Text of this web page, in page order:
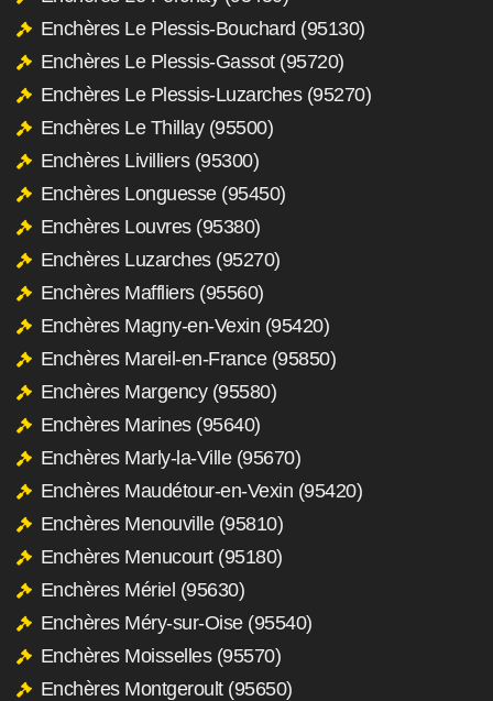
Enchères Le Plessis-Bouchard (95130)
Enchères Le Plessis-Gassot (95720)
Enchères Le Plessis-Luzarches (95270)
Enchères Le Thillay (95500)
Enchères Livilliers (95300)
Enchères Longuesse (95450)
Enchères Louvres (95380)
Enchères Luzarches (95270)
Enchères Maffliers (95560)
Enchères Magny-en-Vexin (95420)
Enchères Mareil-en-France (95850)
Enchères Margency (95580)
Enchères Marines (95640)
Enchères Marly-la-Ville (95670)
Enchères Maudétour-en-Vexin (95420)
Enchères Menouville (95810)
Enchères Menucourt (95180)
Enchères Mériel (95630)
Enchères Méry-sur-Oise (95540)
Enchères Moisselles (95570)
Enchères Montgeroult (95650)